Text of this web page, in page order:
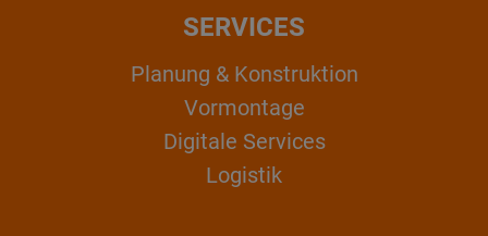
SERVICES
Planung & Konstruktion
Vormontage
Digitale Services
Logistik